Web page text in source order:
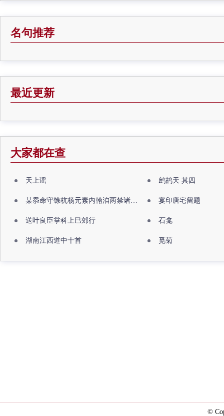
名句推荐
最近更新
大家都在查
天上谣 鹧鸪天 其四
某忝命守馀杭杨元素内翰洎两禁诸公出祖佛寺 宴印唐宅留题
送叶良臣掌科上巳郊行 石龛
湖南江西道中十首 觅菊
©